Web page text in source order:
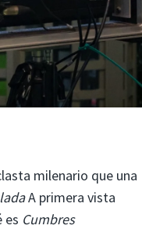
milenario que una
A primera vista
es Cumbres